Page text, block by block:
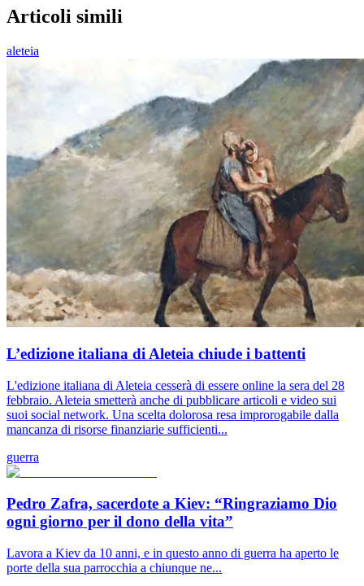
Articoli simili
aleteia
L’edizione italiana di Aleteia chiude i battenti
L'edizione italiana di Aleteia cesserà di essere online la sera del 28
febbraio. Aleteia smetterà anche di pubblicare articoli e video sui
suoi social network. Una scelta dolorosa resa improrogabile dalla
mancanza di risorse finanziarie sufficienti...
guerra
Pedro Zafra, sacerdote a Kiev: “Ringraziamo Dio
ogni giorno per il dono della vita”
Lavora a Kiev da 10 anni, e in questo anno di guerra ha aperto le
porte della sua parrocchia a chiunque ne...